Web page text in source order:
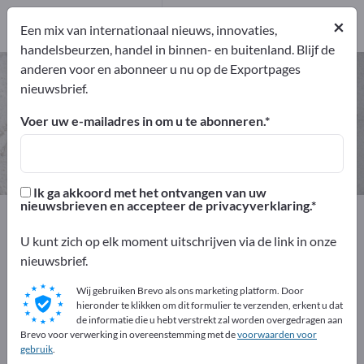
Kappersbenodigdheden – vind
10
Exportpages
Grondstoffen en werkmaterialen
Verbruiksgoederen
Kappersbenodigdheden
Adverteer gratis op Exportpages!
Behoeften – Aanbiedingen – Gebruikte goederen –
Zakelijke contacten >> begin hier
×
Een mix van internationaal nieuws, innovaties,
handelsbeurzen, handel in binnen- en buitenland. Blijf de
anderen voor en abonneer u nu op de Exportpages
nieuwsbrief.
Voer uw e-mailadres in om u te abonneren.
Ik ga akkoord met het ontvangen van uw
nieuwsbrieven en accepteer de privacyverklaring.
U kunt zich op elk moment uitschrijven via de link in onze
nieuwsbrief.
Wij gebruiken Brevo als ons marketing platform. Door
hieronder te klikken om dit formulier te verzenden, erkent u dat
de informatie die u hebt verstrekt zal worden overgedragen aan
Brevo voor verwerking in overeenstemming met devoorwaarden voor
gebruik.